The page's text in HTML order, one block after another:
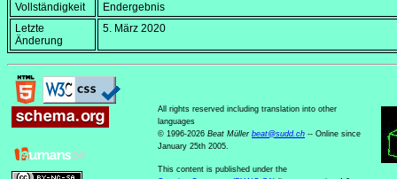
Vollständigkeit
Endergebnis
Letzte
Änderung
5. März 2020
All rights reserved including translation into other
languages
© 1996-2026 Beat Müller beat@sudd.ch -- Online since
January 25th 2005.
This content is published under the